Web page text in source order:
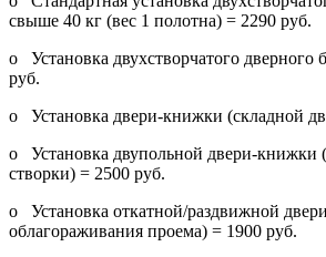
свыше 40 кг (вес 1 полотна) = 2290 руб.
o Установка двухстворчатого дверного
руб.
o Установка двери-книжки (складной
o Установка двупольной двери-книжки
створки) = 2500 руб.
o Установка откатной/раздвижной
облагораживания проема) = 1900 руб.